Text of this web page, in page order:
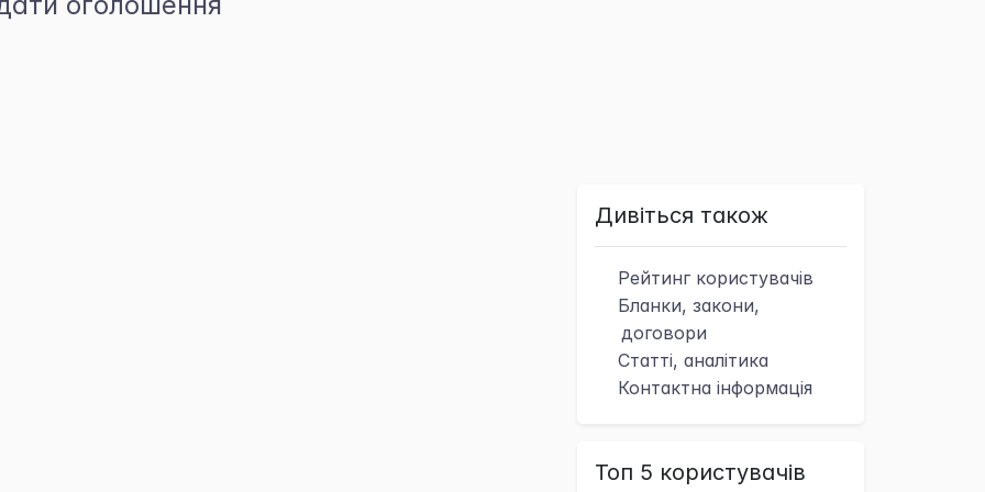
Дивіться також
Рейтинг користувачів
Бланки, закони,
договори
Статті, аналітика
Контактна інформація
Топ 5 користувачів